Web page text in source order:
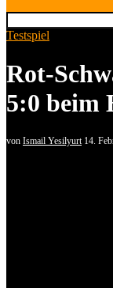
Testspiel
Rot-
5:0 beim
von Ismail Yesilyurt 14.